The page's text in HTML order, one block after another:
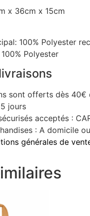
x 36cm x 15cm
100% Polyester
Polyester
sont offerts dès 40€
jours
acceptés :
: A domicile
générales de